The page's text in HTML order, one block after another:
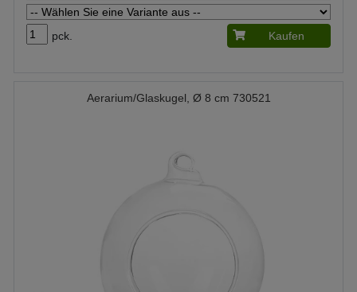
pck. Kaufen
Aerarium/Glaskugel, Ø 8 cm 730521